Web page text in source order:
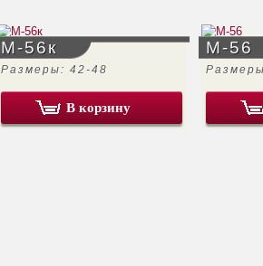
М-56к
Размеры: 42-48
В корзину
М-56